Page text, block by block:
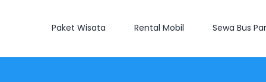
Paket Wisata Rental Mobil Sewa Bus